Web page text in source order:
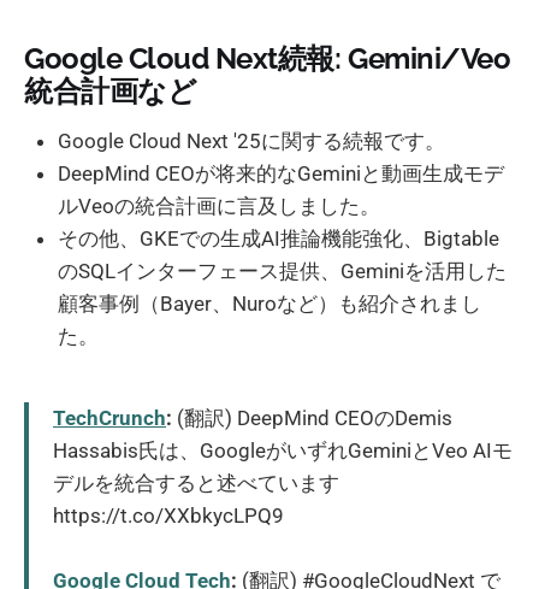
Google Cloud Next続報: Gemini/Veo
統合計画など
Google Cloud Next '25に関する続報です。
DeepMind CEOが将来的なGeminiと動画生成モデ
ルVeoの統合計画に言及しました。
その他、GKEでの生成AI推論機能強化、Bigtable
のSQLインターフェース提供、Geminiを活用した
顧客事例（Bayer、Nuroなど）も紹介されまし
た。
TechCrunch: (翻訳) DeepMind CEOのDemis
Hassabis氏は、GoogleがいずれGeminiとVeo AIモ
デルを統合すると述べています
https://t.co/XXbkycLPQ9
Google Cloud Tech: (翻訳) #GoogleCloudNext で